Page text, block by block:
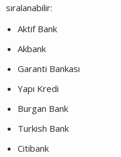
sıralanabilir:
Aktif Bank
Akbank
Garanti Bankası​
Yapı Kredi
Burgan Bank
Turkish Bank
Citibank